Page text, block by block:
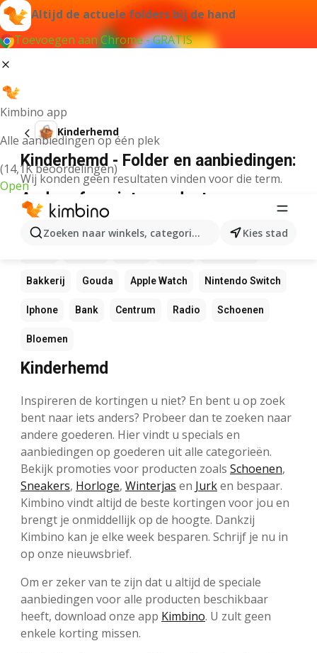
Altijd de actuele folders bij de hand
Toevoegen aan Chrome - GRATIS
Kimbino app
Alle aanbiedingen op één plek
(14,1K beoordelingen)
Open
Zoeken naar winkels, categorieën, producten...
Kies stad
Kinderhemd
Kinderhemd - Folder en aanbiedingen:
Wij konden geen resultaten vinden voor die term.
Andere favoriete producten
Bakkerij Gouda Apple Watch Nintendo Switch
Iphone Bank Centrum Radio Schoenen
Bloemen
Kinderhemd
Inspireren de kortingen u niet? En bent u op zoek
bent naar iets anders? Probeer dan te zoeken naar
andere goederen. Hier vindt u specials en
aanbiedingen op goederen uit alle categorieën.
Bekijk promoties voor producten zoals Schoenen,
Sneakers, Horloge, Winterjas en Jurken bespaar.
Kimbino vindt altijd de beste kortingen voor jou en
brengt je onmiddellijk op de hoogte. Dankzij
Kimbino kan je elke week besparen. Schrijf je nu in
op onze nieuwsbrief.
Om er zeker van te zijn dat u altijd de speciale
aanbiedingen voor alle producten beschikbaar
heeft, download onze app Kimbino. U zult geen
enkele korting missen.